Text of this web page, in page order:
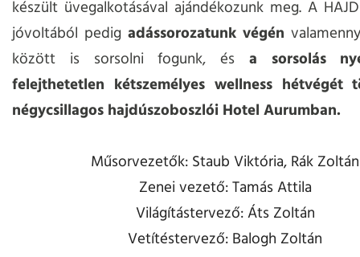
készült üvegalkotásával ajándékozunk meg. A
jóvoltából pedig adássorozatunk végén
között is sorsolni fogunk, és a sorsolás
felejthetetlen kétszemélyes wellness
négycsillagos hajdúszoboszlói Hotel Aurumban.
Műsorvezetők: Staub Viktória, Rák Zoltán
Zenei vezető: Tamás Attila
Világítástervező: Áts Zoltán
Vetítéstervező: Balogh Zoltán